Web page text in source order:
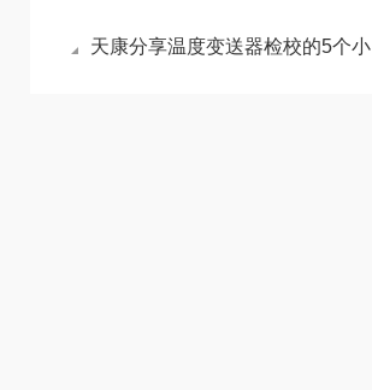
天康分享温度变送器检校的5个小步骤